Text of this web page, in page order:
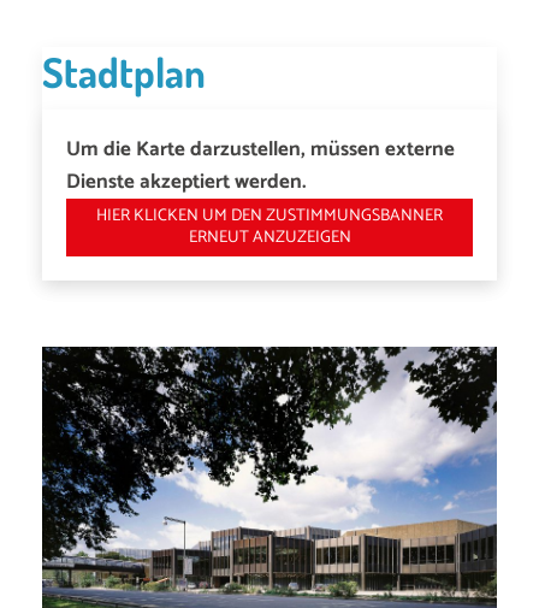
Stadtplan
Um die Karte darzustellen, müssen externe
Dienste akzeptiert werden.
HIER KLICKEN UM DEN ZUSTIMMUNGSBANNER
ERNEUT ANZUZEIGEN